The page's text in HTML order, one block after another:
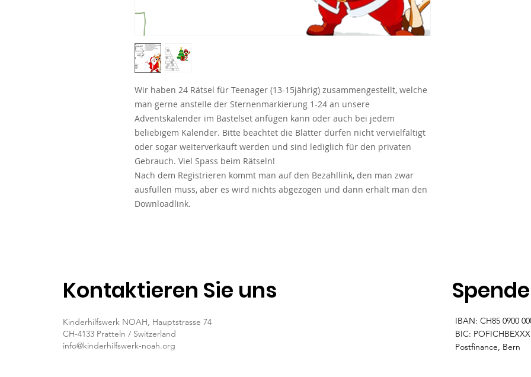
Wir haben 24 Rätsel für Teenager (13-15jährig) zusammengestellt, welche
man gerne anstelle der Sternenmarkierung 1-24 an unsere
Adventskalender im Bastelset anfügen kann oder auch bei jedem
beliebigem Kalender. Bitte beachtet die Blätter dürfen nicht vervielfältigt
oder sogar weiterverkauft werden und sind lediglich für den privaten
Gebrauch. Viel Spass beim Rätseln!
Nach dem Registrieren kommt man auf den Bezahllink, den man zwar
ausfüllen muss, aber es wird nichts abgezogen und dann erhält man den
Downloadlink.
Kontaktieren Sie uns Datenschutz
Kinderhilfswerk NOAH, Hauptstrasse 74
CH-4133 Pratteln / Switzerland
info@kinderhilfswerk-noah.org
IBAN: CH85 0900
BIC: POFICHBEXXX
Postfinance, Bern